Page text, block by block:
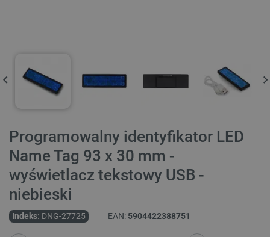
Programowalny identyfikator LED
Name Tag 93 x 30 mm -
wyświetlacz tekstowy USB -
niebieski
Indeks: DNG-27725 EAN: 5904422388751